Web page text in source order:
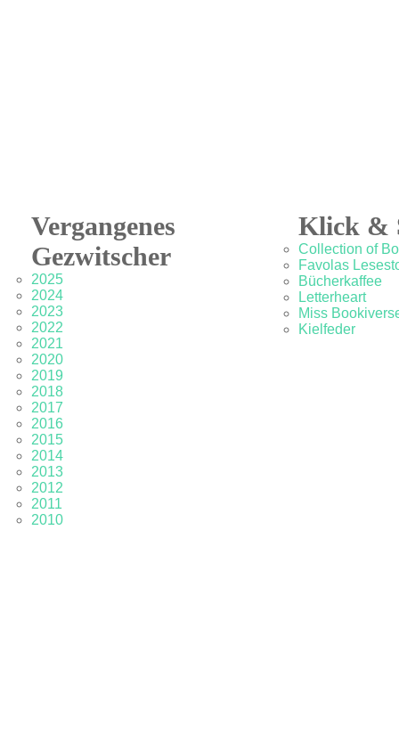
Vergangenes
Gezwitscher
2025
2024
2023
2022
2021
2020
2019
2018
2017
2016
2015
2014
2013
2012
2011
2010
Klick &
Collection of
Favolas
Bücherkaffee
Letterheart
Miss
Kielfeder